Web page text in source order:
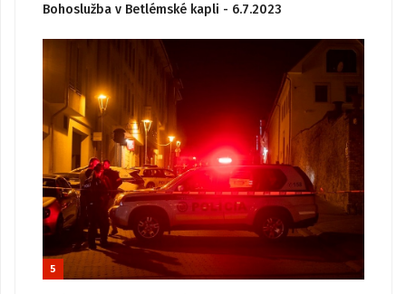
Bohoslužba v Betlémské kapli - 6.7.2023
5